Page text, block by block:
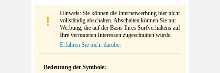
Hinweis: Sie können die Internetwerbung hier nicht
vollständig abschalten. Abschalten können Sie nur
Werbung, die auf der Basis Ihres Surfverhaltens auf
Ihre vermuteten Interessen zugeschnitten wurde.
Erfahren Sie mehr darüber
Bedeutung der Symbole: